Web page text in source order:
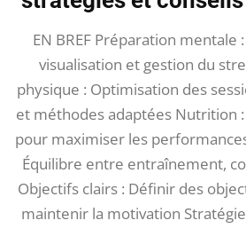
EN BREF Préparation mentale
visualisation et gestion du
physique : Optimisation des
et méthodes adaptées Nutrition
pour maximiser les
Équilibre entre entraînement,
Objectifs clairs : Définir des
maintenir la motivation